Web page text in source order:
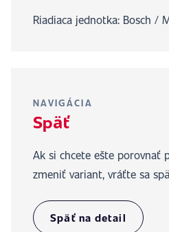
Riadiaca jednotka: Bosch /
NAVIGÁCIA
Späť
Ak si chcete ešte porovnať
zmeniť variant, vráťte sa
Späť na detail